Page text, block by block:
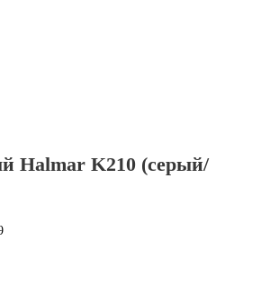
Halmar K210 (серый/